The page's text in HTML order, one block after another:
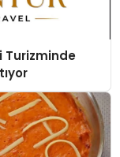
Turizminde